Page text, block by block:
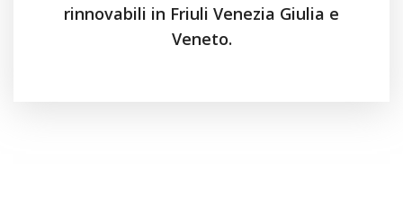
rinnovabili in Friuli Venezia Giulia e
Veneto.